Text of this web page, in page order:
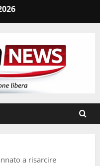
a risarcire